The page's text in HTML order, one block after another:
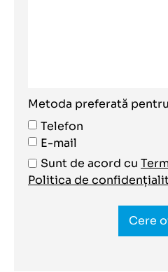
Metoda preferată
Telefon
E-mail
Sunt de acord cu
Politica de
Cere